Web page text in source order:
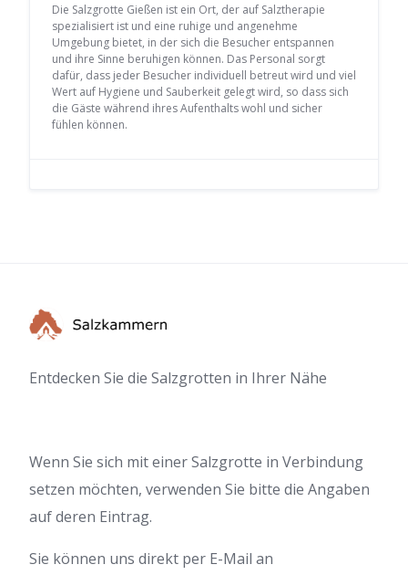
Die Salzgrotte Gießen ist ein Ort, der auf Salztherapie
spezialisiert ist und eine ruhige und angenehme
Umgebung bietet, in der sich die Besucher entspannen
und ihre Sinne beruhigen können. Das Personal sorgt
dafür, dass jeder Besucher individuell betreut wird und viel
Wert auf Hygiene und Sauberkeit gelegt wird, so dass sich
die Gäste während ihres Aufenthalts wohl und sicher
fühlen können.
Entdecken Sie die Salzgrotten in Ihrer Nähe
Wenn Sie sich mit einer Salzgrotte in Verbindung
setzen möchten, verwenden Sie bitte die Angaben
auf deren Eintrag.
Sie können uns direkt per E-Mail an